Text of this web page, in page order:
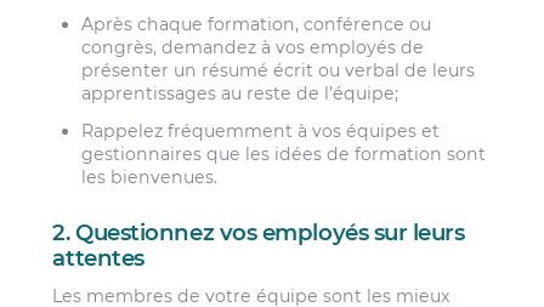
Après chaque formation, conférence ou
congrès, demandez à vos employés de
présenter un résumé écrit ou verbal de leurs
apprentissages au reste de l’équipe;
Rappelez fréquemment à vos équipes et
gestionnaires que les idées de formation sont
les bienvenues.
2. Questionnez vos employés sur leurs
attentes
Les membres de votre équipe sont les mieux